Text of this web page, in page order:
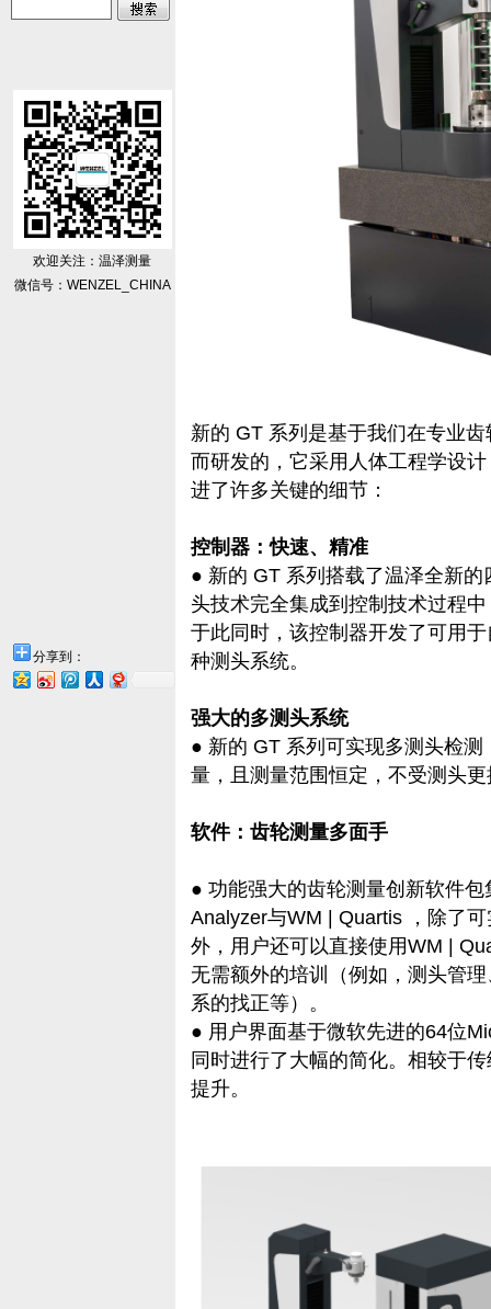
欢迎关注：温泽测量
微信号：WENZEL_CHINA
分享到：
新的 GT 系列是基于我们在专业
而研发的，它采用人体工程学设
进了许多关键的细节：
控制器：快速、精准
● 新的 GT 系列搭载了温泽全新
头技术完全集成到控制技术过程
于此同时，该控制器开发了可用
种测头系统。
强大的多测头系统
● 新的 GT 系列可实现多测头检
量，且测量范围恒定，不受测头
软件：齿轮测量多面手
● 功能强大的齿轮测量创新软件
Analyzer与WM | Quartis ，除了
外，用户还可以直接使用WM |
无需额外的培训（例如，测头管
系的找正等）。
● 用户界面基于微软先进的64位
同时进行了大幅的简化。相较于
提升。